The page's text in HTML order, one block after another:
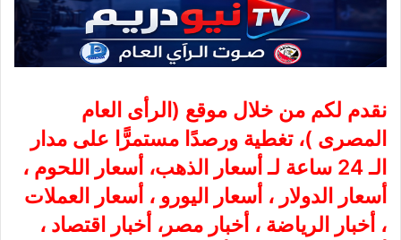
نقدم لكم من خلال موقع ( الرأى العام
المصرى )، تغطية ورصدًا مستمرًّا على مدار
الـ 24 ساعة لـ أسعار الذهب، أسعار اللحوم ،
أسعار الدولار ، أسعار اليورو ، أسعار العملات
، أخبار الرياضة ، أخبار مصر، أخبار اقتصاد ،